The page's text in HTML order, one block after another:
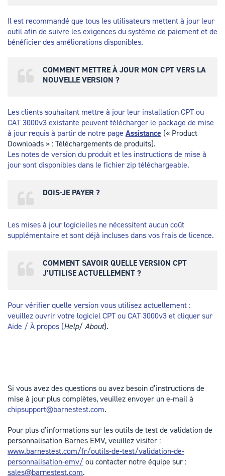
Il est recommandé que tous les utilisateurs mettent à jour leur
outil afin de suivre les exigences du système de paiement et de
bénéficier des améliorations disponibles.
COMMENT METTRE À JOUR MON CPT VERS LA
NOUVELLE VERSION ?
Les clients souhaitant mettre à jour leur installation CPT ou
CAT 3000v3 existante peuvent télécharger le package de mise
à jour requis à partir de notre page Assistance (« Product
Downloads » :Téléchargements de produits).
Les notes de version du produit et les instructions de mise à
jour sont disponibles dans le fichier zip téléchargeable.
DOIS-JE PAYER ?
Les mises à jour logicielles ne nécessitent aucun coût
supplémentaire et sont déjà incluses dans vos frais de licence.
COMMENT SAVOIR QUELLE VERSION CPT
J’UTILISE ACTUELLEMENT ?
Pour vérifier quelle version vous utilisez actuellement :
veuillez ouvrir votre logiciel CPT ou CAT 3000v3 et cliquer sur
Aide / À propos (Help/About).
Si vous avez des questions ou avez besoin d’instructions de
mise à jour plus complètes, veuillez envoyer un e-mail à
chipsupport@barnestest.com.
Pour plus d’informations sur les outils de test de validation de
personnalisation Barnes EMV, veuillez visiter :
www.barnestest.com/fr/outils-de-test/validation-de-
personnalisation-emv/ou contacter notre équipe sur :
sales@barnestest.com.